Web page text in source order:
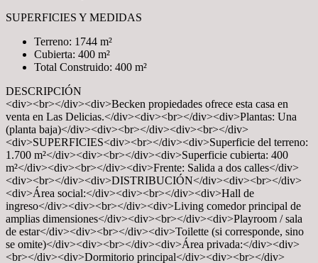
SUPERFICIES Y MEDIDAS
Terreno: 1744 m²
Cubierta: 400 m²
Total Construido: 400 m²
DESCRIPCIÓN
<div><br></div><div>Becken propiedades ofrece esta casa en
venta en Las Delicias.</div><div><br></div><div>Plantas: Una
(planta baja)</div><div><br></div><div><br></div>
<div>SUPERFICIES<div><br></div><div>Superficie del terreno:
1.700 m²</div><div><br></div><div>Superficie cubierta: 400
m²</div><div><br></div><div>Frente: Salida a dos calles</div>
<div><br></div><div>DISTRIBUCIÓN</div><div><br></div>
<div>Área social:</div><div><br></div><div>Hall de
ingreso</div><div><br></div><div>Living comedor principal de
amplias dimensiones</div><div><br></div><div>Playroom / sala
de estar</div><div><br></div><div>Toilette (si corresponde, sino
se omite)</div><div><br></div><div>Área privada:</div><div>
<br></div><div>Dormitorio principal</div><div><br></div>